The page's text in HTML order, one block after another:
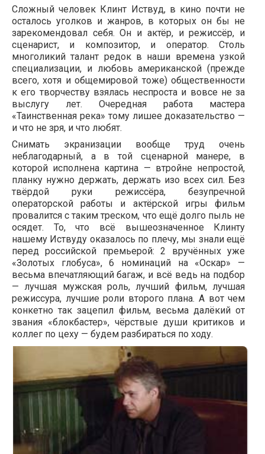
Сложный человек Клинт Иствуд, в кино почти не
осталось уголков и жанров, в которых он бы не
зарекомендовал себя. Он и актёр, и режиссёр, и
сценарист, и композитор, и оператор. Столь
многоликий талант редок в наши времена узкой
специализации, и любовь американской (прежде
всего, хотя и общемировой тоже) общественности
к его творчеству взялась неспроста и вовсе не за
выслугу лет. Очередная работа мастера
«Таинственная река» тому лишее доказательство —
и что не зря, и что любят.
Снимать экранизации вообще труд очень
неблагодарный, а в той сценарной манере, в
которой исполнена картина — втройне непростой,
планку нужно держать, держать изо всех сил. Без
твёрдой руки режиссёра, безупречной
операторской работы и актёрской игры фильм
провалится с таким треском, что ещё долго пыль не
осядет. То, что всё вышеозначенное Клинту
нашему Иствуду оказалось по плечу, мы знали ещё
перед российской премьерой: 2 вручённых уже
«Золотых глобуса», 6 номинаций на «Оскар» —
весьма впечатляющий багаж, и всё ведь на подбор
— лучшая мужская роль, лучший фильм, лучшая
режиссура, лучшие роли второго плана. А вот чем
конкетно так зацепил фильм, весьма далёкий от
звания «блокбастер», чёрствые души критиков и
коллег по цеху — будем разбираться по ходу.